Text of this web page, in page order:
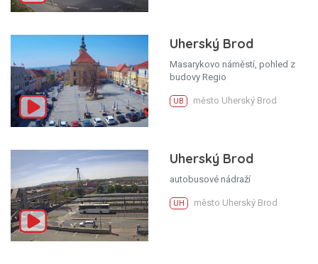
Uherský Brod
Masarykovo náměstí, pohled z
budovy Regio
UB město Uherský Brod
Uherský Brod
autobusové nádraží
UH město Uherský Brod